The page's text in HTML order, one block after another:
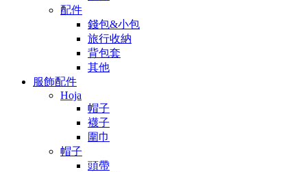
配件
錢包&小包
旅行收納
背包套
其他
服飾配件
Hoja
帽子
襪子
圍巾
帽子
頭帶